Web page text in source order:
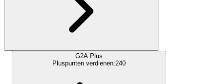
G2A Plus
Pluspunten verdienen:240